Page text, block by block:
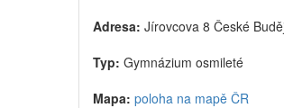
Adresa: Jírovcova 8 České
Typ: Gymnázium osmileté
Mapa: poloha na mapě ČR